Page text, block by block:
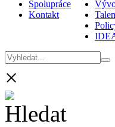
Spolupráce
Kontakt
×